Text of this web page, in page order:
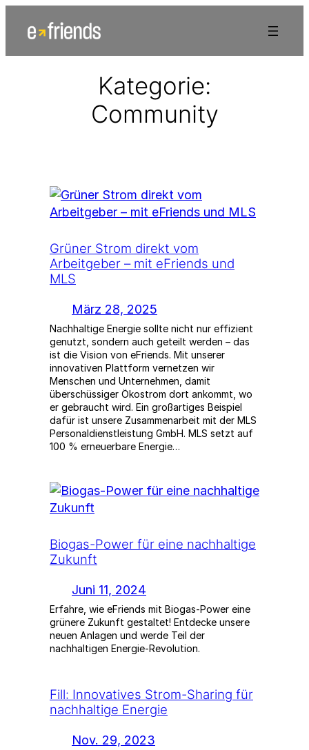
Inhalt
Kategorie:
Community
Grüner Strom direkt vom
Arbeitgeber – mit eFriends und
MLS
März 28, 2025
Nachhaltige Energie sollte nicht nur effizient
genutzt, sondern auch geteilt werden – das
ist die Vision von eFriends. Mit unserer
innovativen Plattform vernetzen wir
Menschen und Unternehmen, damit
überschüssiger Ökostrom dort ankommt, wo
er gebraucht wird. Ein großartiges Beispiel
dafür ist unsere Zusammenarbeit mit der MLS
Personaldienstleistung GmbH. MLS setzt auf
100 % erneuerbare Energie…
Biogas-Power für eine nachhaltige
Zukunft
Juni 11, 2024
Erfahre, wie eFriends mit Biogas-Power eine
grünere Zukunft gestaltet! Entdecke unsere
neuen Anlagen und werde Teil der
nachhaltigen Energie-Revolution.
Fill: Innovatives Strom-Sharing für
nachhaltige Energie
Nov. 29, 2023